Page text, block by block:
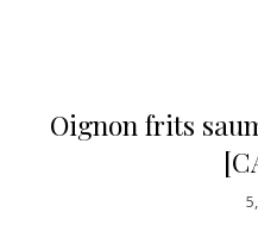
Oignon frits